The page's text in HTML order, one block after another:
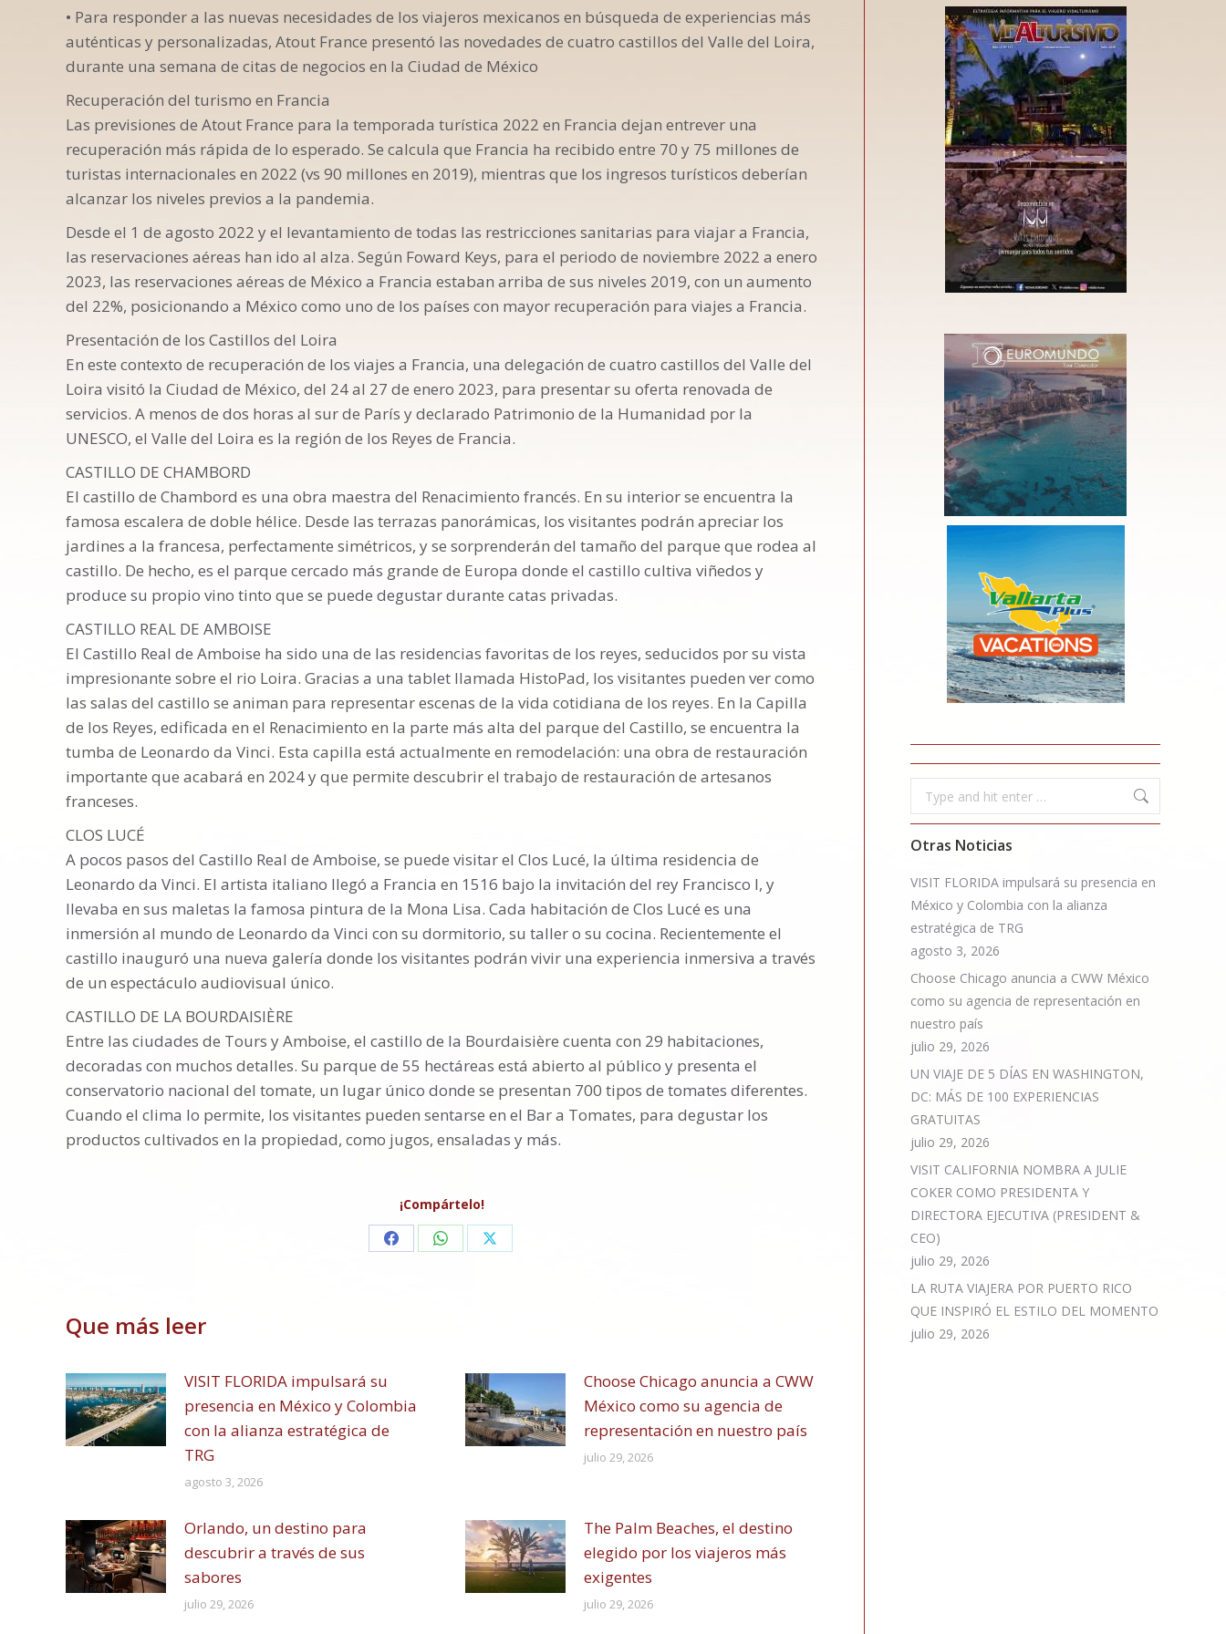
Vida al placer
• Para responder a las nuevas necesidades de los viajeros mexicanos en búsqueda de experiencias más
auténticas y personalizadas, Atout France presentó las novedades de cuatro castillos del Valle del Loira,
durante una semana de citas de negocios en la Ciudad de México
Recuperación del turismo en Francia
Las previsiones de Atout France para la temporada turística 2022 en Francia dejan entrever una
recuperación más rápida de lo esperado. Se calcula que Francia ha recibido entre 70 y 75 millones de
turistas internacionales en 2022 (vs 90 millones en 2019), mientras que los ingresos turísticos deberían
alcanzar los niveles previos a la pandemia.
Desde el 1 de agosto 2022 y el levantamiento de todas las restricciones sanitarias para viajar a Francia,
las reservaciones aéreas han ido al alza. Según Foward Keys, para el periodo de noviembre 2022 a enero
2023, las reservaciones aéreas de México a Francia estaban arriba de sus niveles 2019, con un aumento
del 22%, posicionando a México como uno de los países con mayor recuperación para viajes a Francia.
Presentación de los Castillos del Loira
En este contexto de recuperación de los viajes a Francia, una delegación de cuatro castillos del Valle del
Loira visitó la Ciudad de México, del 24 al 27 de enero 2023, para presentar su oferta renovada de
servicios. A menos de dos horas al sur de París y declarado Patrimonio de la Humanidad por la
UNESCO, el Valle del Loira es la región de los Reyes de Francia.
CASTILLO DE CHAMBORD
El castillo de Chambord es una obra maestra del Renacimiento francés. En su interior se encuentra la
famosa escalera de doble hélice. Desde las terrazas panorámicas, los visitantes podrán apreciar los
jardines a la francesa, perfectamente simétricos, y se sorprenderán del tamaño del parque que rodea al
castillo. De hecho, es el parque cercado más grande de Europa donde el castillo cultiva viñedos y
produce su propio vino tinto que se puede degustar durante catas privadas.
CASTILLO REAL DE AMBOISE
El Castillo Real de Amboise ha sido una de las residencias favoritas de los reyes, seducidos por su vista
impresionante sobre el rio Loira. Gracias a una tablet llamada HistoPad, los visitantes pueden ver como
las salas del castillo se animan para representar escenas de la vida cotidiana de los reyes. En la Capilla
de los Reyes, edificada en el Renacimiento en la parte más alta del parque del Castillo, se encuentra la
tumba de Leonardo da Vinci. Esta capilla está actualmente en remodelación: una obra de restauración
importante que acabará en 2024 y que permite descubrir el trabajo de restauración de artesanos
franceses.
CLOS LUCÉ
A pocos pasos del Castillo Real de Amboise, se puede visitar el Clos Lucé, la última residencia de
Leonardo da Vinci. El artista italiano llegó a Francia en 1516 bajo la invitación del rey Francisco I, y
llevaba en sus maletas la famosa pintura de la Mona Lisa. Cada habitación de Clos Lucé es una
inmersión al mundo de Leonardo da Vinci con su dormitorio, su taller o su cocina. Recientemente el
castillo inauguró una nueva galería donde los visitantes podrán vivir una experiencia inmersiva a través
de un espectáculo audiovisual único.
CASTILLO DE LA BOURDAISIÈRE
Entre las ciudades de Tours y Amboise, el castillo de la Bourdaisière cuenta con 29 habitaciones,
decoradas con muchos detalles. Su parque de 55 hectáreas está abierto al público y presenta el
conservatorio nacional del tomate, un lugar único donde se presentan 700 tipos de tomates diferentes.
Cuando el clima lo permite, los visitantes pueden sentarse en el Bar a Tomates, para degustar los
productos cultivados en la propiedad, como jugos, ensaladas y más.
¡Compártelo!
Share Share Share
Que más leer
VISIT FLORIDA impulsará su
presencia en México y Colombia
con la alianza estratégica de
TRG
agosto 3, 2026
Choose Chicago anuncia a CWW
México como su agencia de
representación en nuestro país
julio 29, 2026
Orlando, un destino para
descubrir a través de sus
sabores
julio 29, 2026
The Palm Beaches, el destino
elegido por los viajeros más
exigentes
julio 29, 2026
Search:
Otras Noticias
VISIT FLORIDA impulsará su presencia en
México y Colombia con la alianza
estratégica de TRG
agosto 3, 2026
Choose Chicago anuncia a CWW México
como su agencia de representación en
nuestro país
julio 29, 2026
UN VIAJE DE 5 DÍAS EN WASHINGTON,
DC: MÁS DE 100 EXPERIENCIAS
GRATUITAS
julio 29, 2026
VISIT CALIFORNIA NOMBRA A JULIE
COKER COMO PRESIDENTA Y
DIRECTORA EJECUTIVA (PRESIDENT &
CEO)
julio 29, 2026
LA RUTA VIAJERA POR PUERTO RICO
QUE INSPIRÓ EL ESTILO DEL MOMENTO
julio 29, 2026